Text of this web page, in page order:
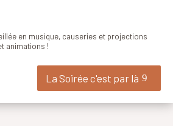
en musique, causeries et projections
animations !
La Soirée c'est par là